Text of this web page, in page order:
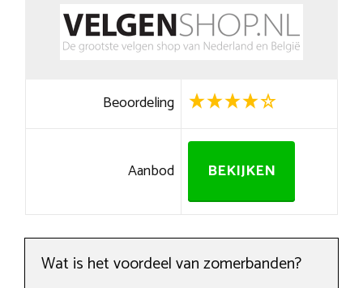
Beoordeling
Aanbod BEKIJKEN
Wat is het voordeel van zomerbanden?